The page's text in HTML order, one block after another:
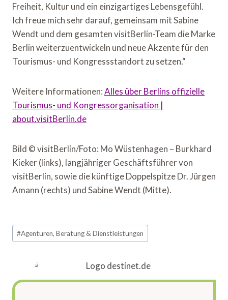
Freiheit, Kultur und ein einzigartiges Lebensgefühl.
Ich freue mich sehr darauf, gemeinsam mit Sabine
Wendt und dem gesamten visitBerlin-Team die Marke
Berlin weiterzuentwickeln und neue Akzente für den
Tourismus- und Kongressstandort zu setzen.“
Weitere Informationen:Alles über Berlins offizielle
Tourismus- und Kongressorganisation |
about.visitBerlin.de
Bild © visitBerlin/Foto: Mo Wüstenhagen – Burkhard
Kieker (links), langjähriger Geschäftsführer von
visitBerlin, sowie die künftige Doppelspitze Dr. Jürgen
Amann (rechts) und Sabine Wendt (Mitte).
Schlagworte:
#Agenturen, Beratung & Dienstleistungen